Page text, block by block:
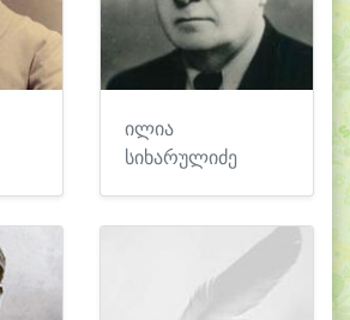
ილია
სიხარულიძე